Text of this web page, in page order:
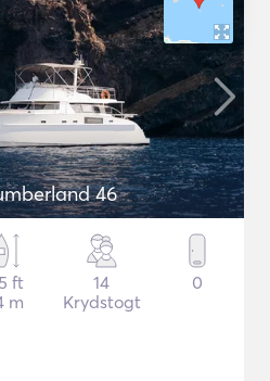
46
ft
m
14
Krydstogt
0